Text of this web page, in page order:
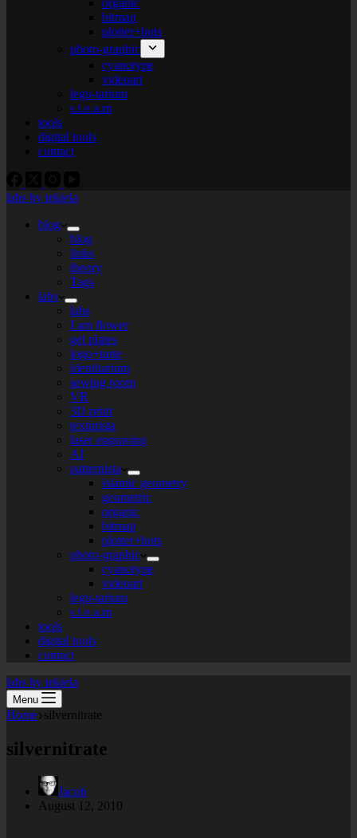
organic
bitmap
plotter+bots
photo-graphic
cyanotype
videoart
lego-tarium
s.t.e.a.m
tools
digital tools
contact
labs by tekiela
blog
blog
links
theory
Tags
labs
labs
I am flower
gel plates
logo+turte
identitarium
sewing room
VR
3D print
texturista
laser engraving
AI
patternista
islamic geometry
geometric
organic
bitmap
plotter+bots
photo-graphic
cyanotype
videoart
lego-tarium
s.t.e.a.m
tools
digital tools
contact
labs by tekiela
Menu
Home silvernitrate
silvernitrate
Jacob
August 12, 2010